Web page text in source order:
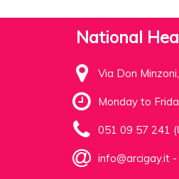
National
Via Don
Monday to
051 09 57 241
info@arcigay.it -